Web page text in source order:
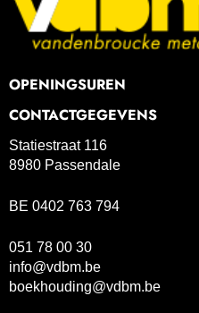
OPENINGSUREN
CONTACTGEGEVENS
Statiestraat 116
8980 Passendale
BE 0402 763 794
051 78 00 30
info@vdbm.be
boekhouding@vdbm.be